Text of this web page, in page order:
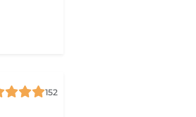
152